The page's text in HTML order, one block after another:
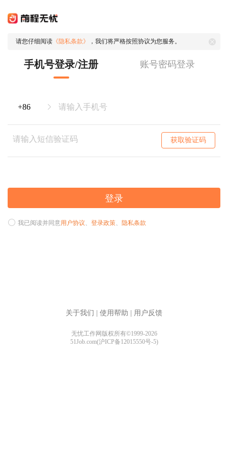
请您仔细阅读 《隐私条款》 ，我们将严格按照协议为您服务。
手机号登录/注册 账号密码登录
获取验证码
登录
我已阅读并同意用户协议、 登录政策、 隐私条款
关于我们 使用帮助 用户反馈
无忧工作网版权所有©1999-2026
51Job.com(沪ICP备12015550号-5)